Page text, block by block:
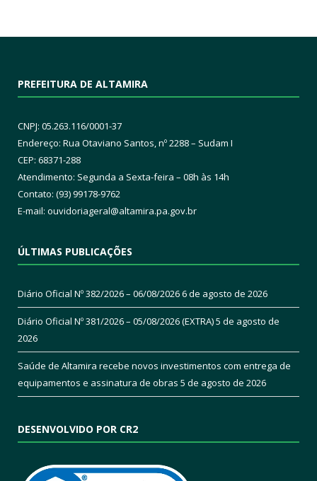
PREFEITURA DE ALTAMIRA
CNPJ: 05.263.116/0001-37
Endereço: Rua Otaviano Santos, nº 2288 – Sudam I
CEP: 68371-288
Atendimento: Segunda a Sexta-feira – 08h às 14h
Contato: (93) 99178-9762
E-mail: ouvidoriageral@altamira.pa.gov.br
ÚLTIMAS PUBLICAÇÕES
Diário Oficial Nº 382/2026 – 06/08/20266 de agosto de 2026
Diário Oficial Nº 381/2026 – 05/08/2026 (EXTRA)5 de agosto de
2026
Saúde de Altamira recebe novos investimentos com entrega de
equipamentos e assinatura de obras 5 de agosto de 2026
DESENVOLVIDO POR CR2